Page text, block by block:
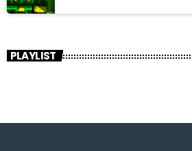
PLAYLIST